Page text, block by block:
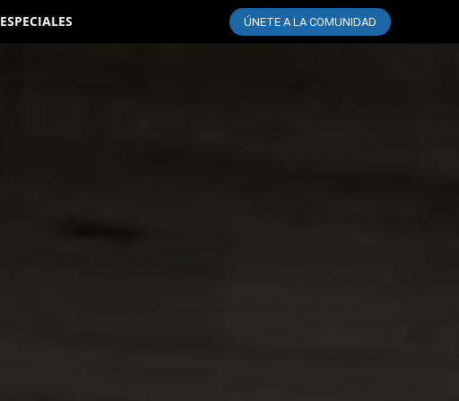
ESPECIALES ÚNETE A LA COMUNIDAD